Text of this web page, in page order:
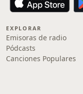
EXPLORAR
Emisoras de radio
Pódcasts
Canciones Populares